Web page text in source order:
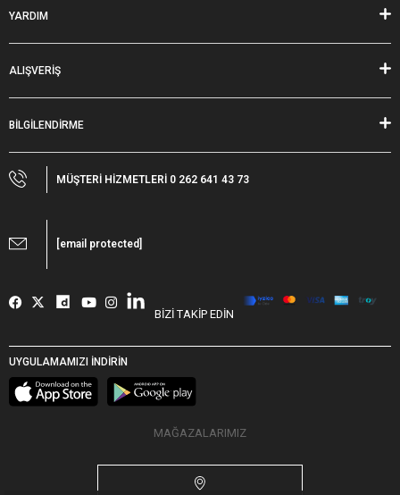
YARDIM
ALIŞVERİŞ
BİLGİLENDİRME
MÜŞTERİ HİZMETLERİ 0 262 641 43 73
[email protected]
BİZİ TAKİP EDİN
UYGULAMAMIZI İNDİRİN
MAĞAZALARIMIZ